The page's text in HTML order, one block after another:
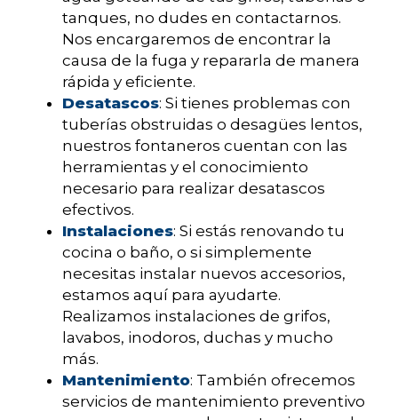
tanques, no dudes en contactarnos.
Nos encargaremos de encontrar la
causa de la fuga y repararla de manera
rápida y eficiente.
Desatascos: Si tienes problemas con
tuberías obstruidas o desagües lentos,
nuestros fontaneros cuentan con las
herramientas y el conocimiento
necesario para realizar desatascos
efectivos.
Instalaciones: Si estás renovando tu
cocina o baño, o si simplemente
necesitas instalar nuevos accesorios,
estamos aquí para ayudarte.
Realizamos instalaciones de grifos,
lavabos, inodoros, duchas y mucho
más.
Mantenimiento: También ofrecemos
servicios de mantenimiento preventivo